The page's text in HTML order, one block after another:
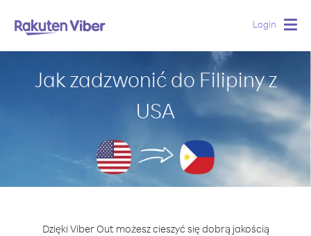
Login
Jak zadzwonić do Filipiny z
USA
Dzięki Viber Out możesz cieszyć się dobrą jakością